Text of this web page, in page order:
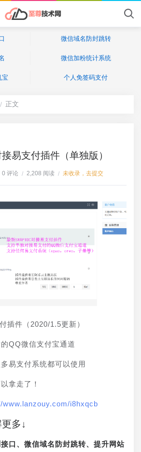
微信域名防封跳转
微信加粉统计系统
宝 个人免签码支付
/ 正文
易支付插件（单独版）
0 评论 / 2,208 阅读 / 未收录，去提交
插件（2020/1.5更新）
QQ微信支付宝通道
易支付系统都可以使用
拿走了！
www.lanzouy.com/i8hxqcb
多↓
口、微信域名防封跳转、提升网站